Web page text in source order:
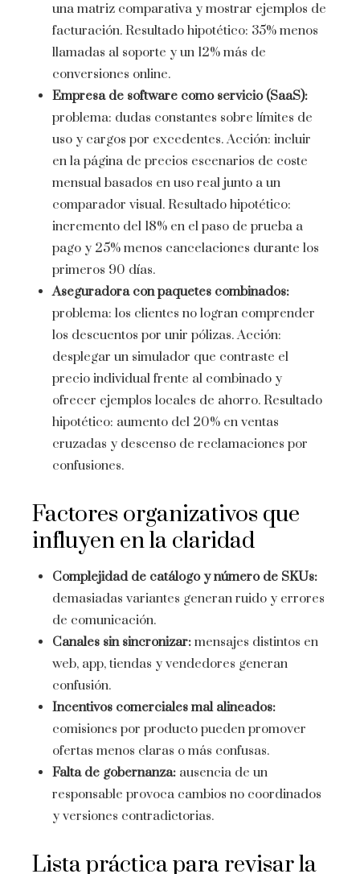
una matriz comparativa y mostrar ejemplos de
facturación. Resultado hipotético: 35% menos
llamadas al soporte y un 12% más de
conversiones online.
Empresa de software como servicio (SaaS):
problema: dudas constantes sobre límites de
uso y cargos por excedentes. Acción: incluir
en la página de precios escenarios de coste
mensual basados en uso real junto a un
comparador visual. Resultado hipotético:
incremento del 18% en el paso de prueba a
pago y 25% menos cancelaciones durante los
primeros 90 días.
Aseguradora con paquetes combinados:
problema: los clientes no logran comprender
los descuentos por unir pólizas. Acción:
desplegar un simulador que contraste el
precio individual frente al combinado y
ofrecer ejemplos locales de ahorro. Resultado
hipotético: aumento del 20% en ventas
cruzadas y descenso de reclamaciones por
confusiones.
Factores organizativos que
influyen en la claridad
Complejidad de catálogo y número de SKUs:
demasiadas variantes generan ruido y errores
de comunicación.
Canales sin sincronizar: mensajes distintos en
web, app, tiendas y vendedores generan
confusión.
Incentivos comerciales mal alineados:
comisiones por producto pueden promover
ofertas menos claras o más confusas.
Falta de gobernanza: ausencia de un
responsable provoca cambios no coordinados
y versiones contradictorias.
Lista práctica para revisar la